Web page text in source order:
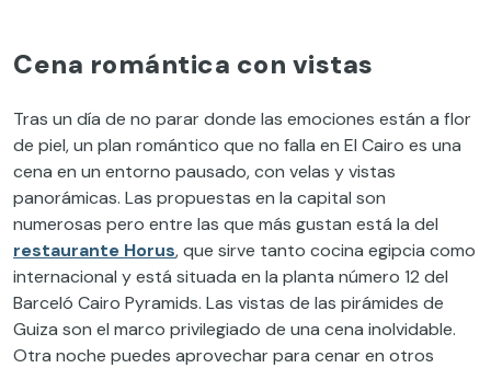
Cena romántica con vistas
Tras un día de no parar donde las emociones están a flor
de piel, un plan romántico que no falla en El Cairo es una
cena en un entorno pausado, con velas y vistas
panorámicas. Las propuestas en la capital son
numerosas pero entre las que más gustan está la del
restaurante Horus, que sirve tanto cocina egipcia como
internacional y está situada en la planta número 12 del
Barceló Cairo Pyramids. Las vistas de las pirámides de
Guiza son el marco privilegiado de una cena inolvidable.
Otra noche puedes aprovechar para cenar en otros